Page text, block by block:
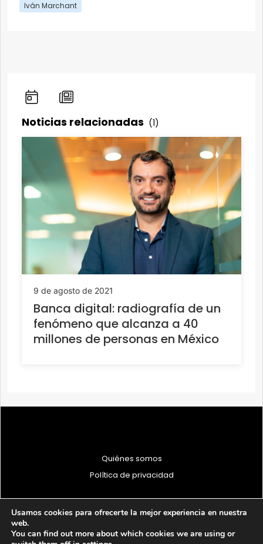
Iván Marchant
Noticias relacionadas (1)
9 de agosto de 2021
Banca digital: radiografía de un
fenómeno que alcanza a 40
millones de personas en México
Quiénes somos
Política de privacidad
© 1997 - 2026 PRODU - Todos los derechos reservados
Usamos cookies para ofrecerte la mejor experiencia en nuestra
web.
You can find out more about which cookies we are using or